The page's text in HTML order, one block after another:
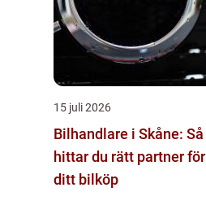
15 juli 2026
Bilhandlare i Skåne: Så
hittar du rätt partner för
ditt bilköp